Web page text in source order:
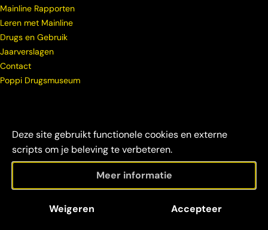
Deze site gebruikt functionele cookies en externe
scripts om je beleving te verbeteren.
Meer informatie
Weigeren Accepteer
Mainline Rapporten
Leren met Mainline
Drugs en Gebruik
Jaarverslagen
Contact
Poppi Drugsmuseum
Mainline 2026
verantwoordelijkheid
credits